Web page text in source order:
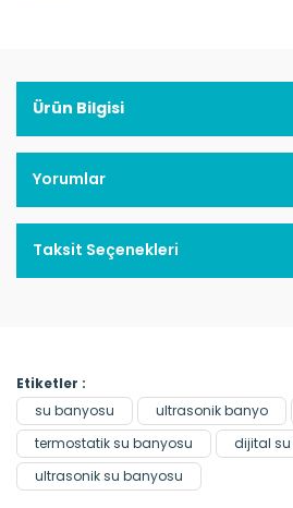
Ürün Bilgisi
Yorumlar
Taksit Seçenekleri
Etiketler :
su banyosu
ultrasonik banyo
termostatik su banyosu
dijital
ultrasonik su banyosu